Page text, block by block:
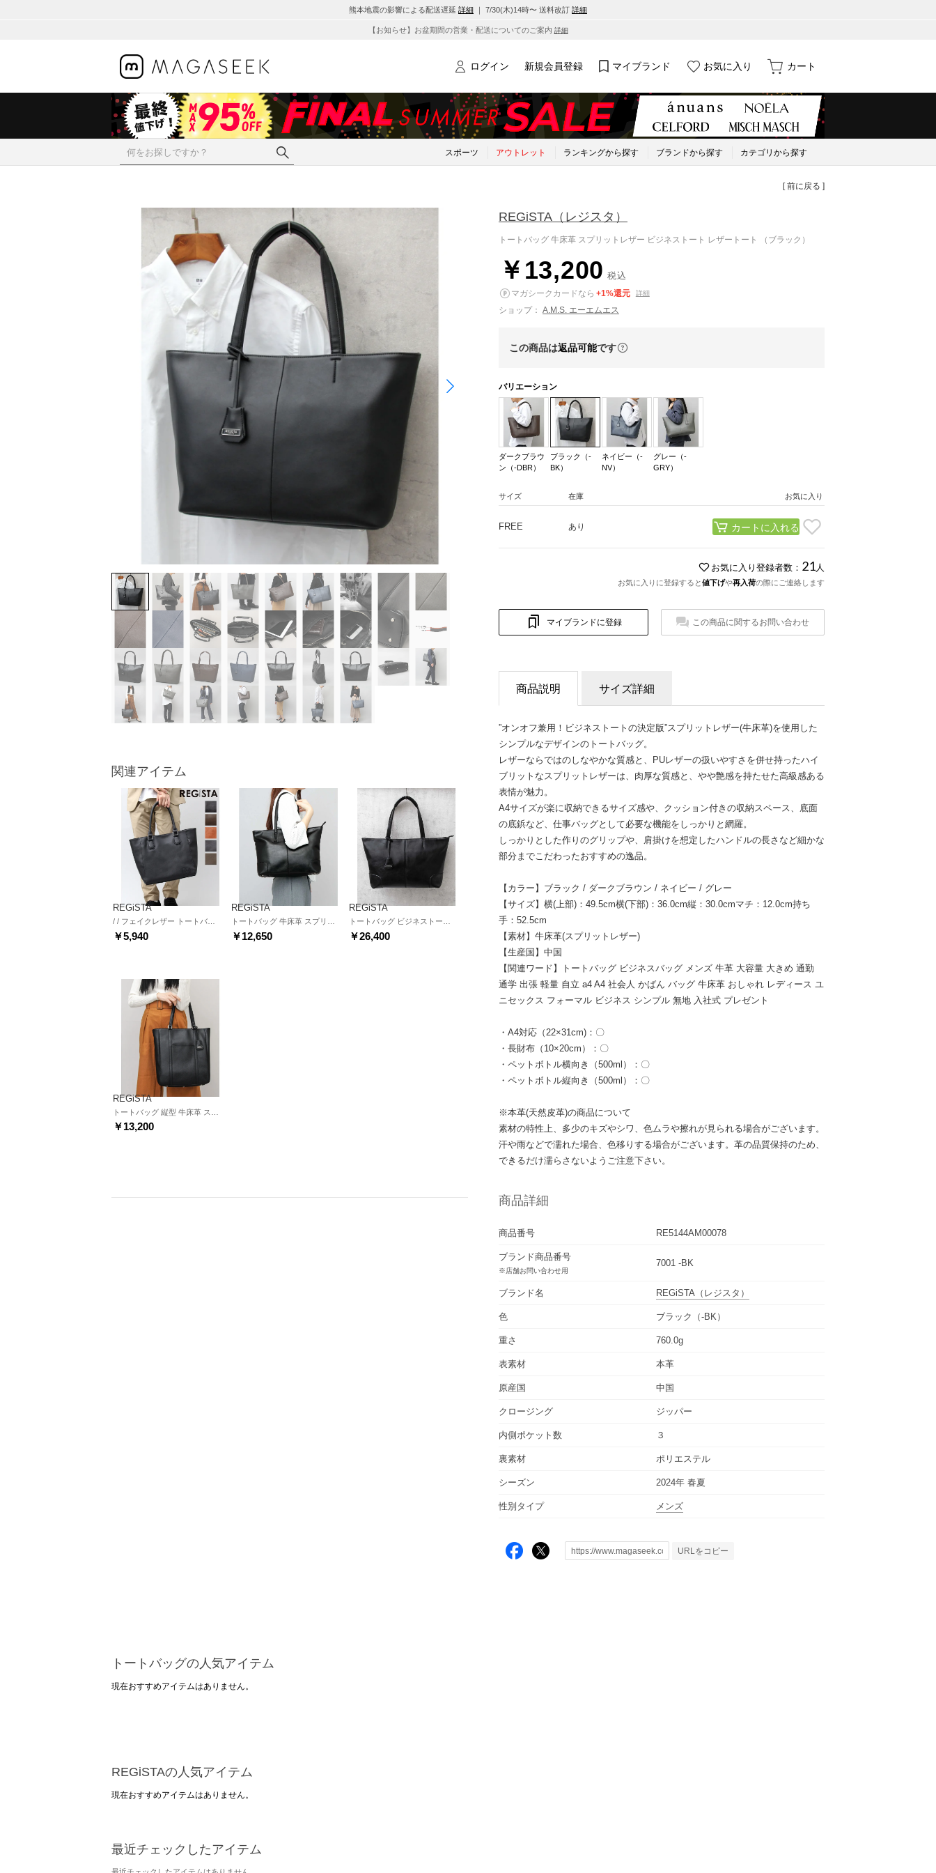
熊本地震の影響による配送遅延 詳細 ｜ 7/30(木)14時〜 送料改訂 詳細
【お知らせ】お盆期間の営業・配送についてのご案内 詳細
ログイン 新規会員登録 マイブランド お気に入り カート
スポーツ アウトレット ランキングから探す ブランドから探す カテゴリから探す
[ 前に戻る ]
関連アイテム
REGiSTA
￥5,940
REGiSTA
￥12,650
REGiSTA
￥26,400
REGiSTA
￥13,200
REGiSTA （レジスタ）
トートバッグ 牛床革 スプリットレザー ビジネストート レザートート （ブラック）
￥13,200 税込
マガシークカードなら +1%還元 詳細
ショップ： A.M.S. エーエムエス
この商品は返品可能です
バリエーション
ダークブラウ
ン（-DBR）
ブラック（-
BK）
ネイビー（-
NV）
グレー（-
GRY）
サイズ 在庫 お気に入り
FREE あり カートに入れる
お気に入り登録者数： 21 人
お気に入りに登録すると値下げや再入荷の際にご連絡します
マイブランドに登録 この商品に関するお問い合わせ
商品説明 サイズ詳細
”オンオフ兼用！ビジネストートの決定版”スプリットレザー(牛床革)を使用した
シンプルなデザインのトートバッグ。
レザーならではのしなやかな質感と、PUレザーの扱いやすさを併せ持ったハイ
ブリットなスプリットレザーは、肉厚な質感と、やや艶感を持たせた高級感ある
表情が魅力。
A4サイズが楽に収納できるサイズ感や、クッション付きの収納スペース、底面
の底鋲など、仕事バッグとして必要な機能をしっかりと網羅。
しっかりとした作りのグリップや、肩掛けを想定したハンドルの長さなど細かな
部分までこだわったおすすめの逸品。
【カラー】ブラック / ダークブラウン / ネイビー / グレー
【サイズ】横(上部)：49.5cm横(下部)：36.0cm縦：30.0cmマチ：12.0cm持ち
手：52.5cm
【素材】牛床革(スプリットレザー)
【生産国】中国
【関連ワード】トートバッグ ビジネスバッグ メンズ 牛革 大容量 大きめ 通勤
通学 出張 軽量 自立 a4 A4 社会人 かばん バッグ 牛床革 おしゃれ レディース ユ
ニセックス フォーマル ビジネス シンプル 無地 入社式 プレゼント
・A4対応（22×31cm)：〇
・長財布（10×20cm）：〇
・ペットボトル横向き（500ml）：〇
・ペットボトル縦向き（500ml）：〇
※本革(天然皮革)の商品について
素材の特性上、多少のキズやシワ、色ムラや擦れが見られる場合がございます。
汗や雨などで濡れた場合、色移りする場合がございます。革の品質保持のため、
できるだけ濡らさないようご注意下さい。
商品詳細
商品番号 RE5144AM00078
ブランド商品番号
※店舗お問い合わせ用
7001 -BK
ブランド名 REGiSTA （レジスタ）
色 ブラック（-BK）
重さ 760.0g
表素材 本革
原産国 中国
クロージング ジッパー
内側ポケット数 ３
裏素材 ポリエステル
シーズン 2024年 春夏
性別タイプ メンズ
URLをコピー
トートバッグの人気アイテム
現在おすすめアイテムはありません。
REGiSTAの人気アイテム
現在おすすめアイテムはありません。
最近チェックしたアイテム
最近チェックしたアイテムはありません。